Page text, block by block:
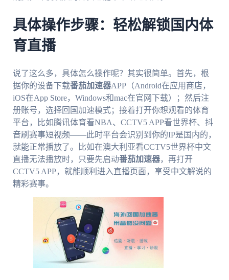
具体操作步骤：轻松解锁国内体
育直播
说了这么多，具体怎么操作呢？其实很简单。首先，根
据你的设备下载番茄加速器APP（Android在应用商店，
iOS在App Store，Windows和mac在官网下载）；然后注
册账号，选择回国加速模式；接着打开你想观看的体育
平台，比如腾讯体育看NBA、CCTV5 APP看世界杯、抖
音刷赛事短视频——此时平台会识别到你的IP是国内的，
就能正常播放了。比如在澳大利亚看CCTV5世界杯中文
直播无法播放时，只要先启动番茄加速器，再打开
CCTV5 APP，就能顺利进入直播页面，享受中文解说的
精彩赛事。